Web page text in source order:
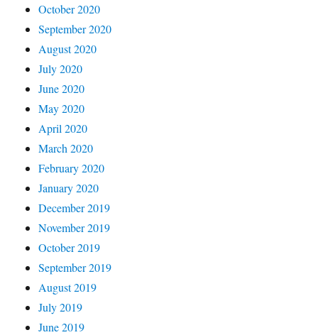
October 2020
September 2020
August 2020
July 2020
June 2020
May 2020
April 2020
March 2020
February 2020
January 2020
December 2019
November 2019
October 2019
September 2019
August 2019
July 2019
June 2019